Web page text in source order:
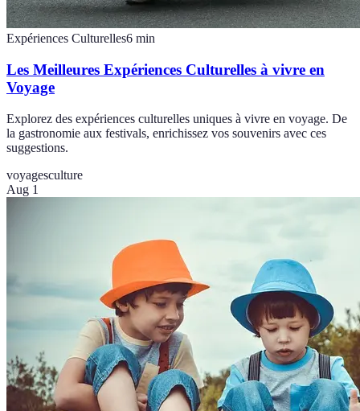
Expériences Culturelles6 min
Les Meilleures Expériences Culturelles à vivre en
Voyage
Explorez des expériences culturelles uniques à vivre en voyage. De
la gastronomie aux festivals, enrichissez vos souvenirs avec ces
suggestions.
voyagesculture
Aug 1